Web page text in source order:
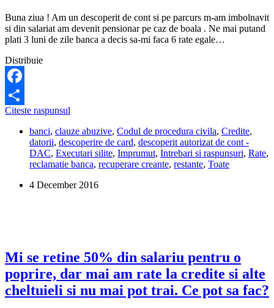
Buna ziua ! Am un descoperit de cont si pe parcurs m-am imbolnavit
si din salariat am devenit pensionar pe caz de boala . Ne mai putand
plati 3 luni de zile banca a decis sa-mi faca 6 rate egale…
Distribuie
Facebook
Share
Citeste raspunsul
sa
fac
daca
banca
a
datorie
la
descoperitul
de
cont?
banci, clauze abuzive, Codul de procedura civila, Credite,
datorii, descoperire de card, descoperit autorizat de cont -
DAC, Executari silite, Imprumut, Intrebari si raspunsuri, Rate,
reclamatie banca, recuperare creante, restante, Toate
4 December 2016
Mi se retine 50% din salariu pentru o
poprire, dar mai am rate la credite si alte
cheltuieli si nu mai pot trai. Ce pot sa fac?